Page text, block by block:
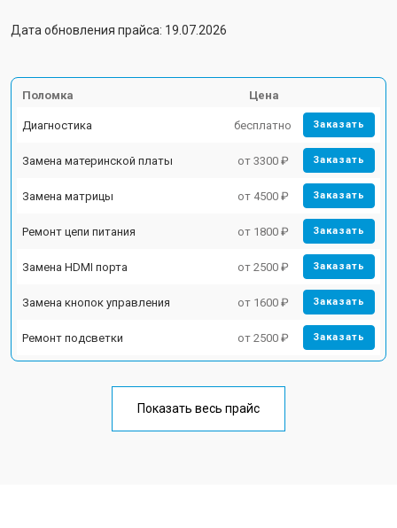
Дата обновления прайса: 19.07.2026
Поломка Цена
Диагностика бесплатно Заказать
Замена материнской платы от 3300 ₽ Заказать
Замена матрицы от 4500 ₽ Заказать
Ремонт цепи питания от 1800 ₽ Заказать
Замена HDMI порта от 2500 ₽ Заказать
Замена кнопок управления от 1600 ₽ Заказать
Ремонт подсветки от 2500 ₽ Заказать
Показать весь прайс